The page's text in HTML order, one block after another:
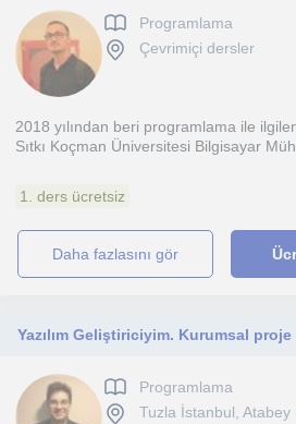
Programlama
Çevrimiçi dersler
2018 yılından beri programlama ile
Sıtkı Koçman Üniversitesi Bilgisayar
1. ders ücretsiz
daha fazlasını gör
Programlama
Tuzla İstanbul, Atabey